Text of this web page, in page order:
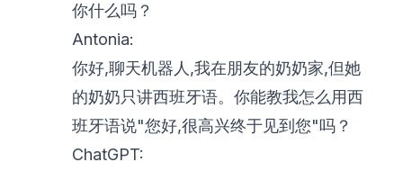
你什么吗？
Antonia:
你好,聊天机器人,我在朋友的奶奶家,但她
的奶奶只讲西班牙语。你能教我怎么用西
班牙语说"您好,很高兴终于见到您"吗？
ChatGPT: